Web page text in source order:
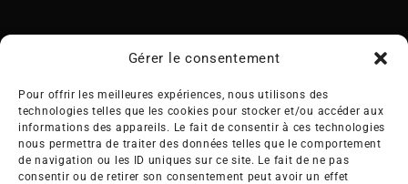
Gérer le consentement
Pour offrir les meilleures expériences, nous utilisons des
technologies telles que les cookies pour stocker et/ou accéder aux
informations des appareils. Le fait de consentir à ces technologies
nous permettra de traiter des données telles que le comportement
de navigation ou les ID uniques sur ce site. Le fait de ne pas
consentir ou de retirer son consentement peut avoir un effet
Créée en 1992, l’association française des Entreprises pour
l’Environnement (EPE) rassemble une soixantaine de grandes